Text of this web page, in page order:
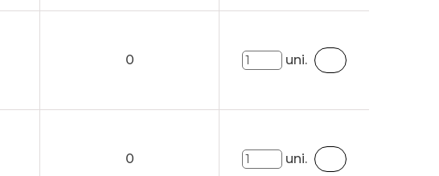
0 uni.
0 uni.